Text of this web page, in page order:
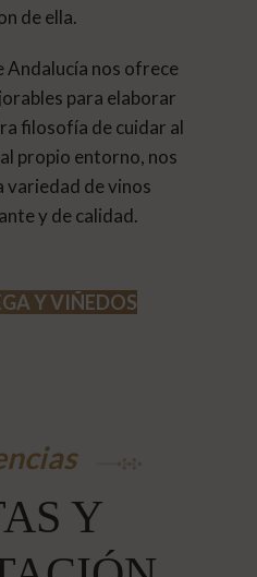
de ella.
Andalucía nos ofrece
para elaborar
filosofía de cuidar al
propio entorno, nos
de vinos
y de calidad.
Y VIÑEDOS
Y